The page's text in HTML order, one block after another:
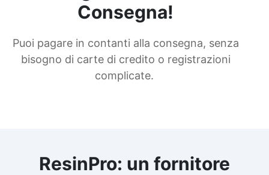
Consegna!
Puoi pagare in contanti alla consegna, senza
bisogno di carte di credito o registrazioni
complicate.
ResinPro: un fornitore